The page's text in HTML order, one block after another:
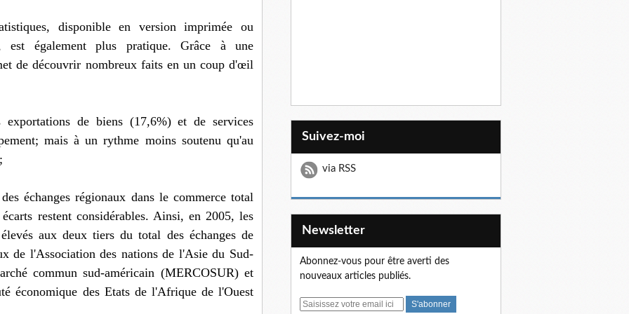
disponible en version imprimée ou
est également plus pratique. Grâce à une
de découvrir nombreux faits en un coup d'œil
de biens (17,6%) et de services
mais à un rythme moins soutenu qu'au
échanges régionaux dans le commerce total
restent considérables. Ainsi, en 2005, les
aux deux tiers du total des échanges de
de l'Association des nations de l'Asie du Sud-
commun sud-américain (MERCOSUR) et
économique des Etats de l'Afrique de l'Ouest
Suivez-moi
via RSS
Newsletter
Abonnez-vous pour être averti des
nouveaux articles publiés.
E